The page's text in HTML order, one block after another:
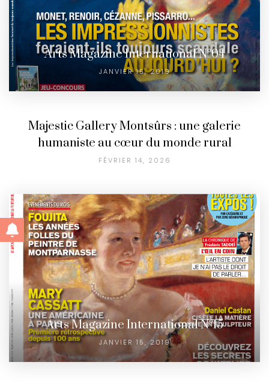
Arts Magazine International N°04
JANVIER 15, 2019
Majestic Gallery Montsûrs : une galerie
humaniste au cœur du monde rural
FÉVRIER 14, 2026
Arts Magazine International N°15
JANVIER 15, 2019